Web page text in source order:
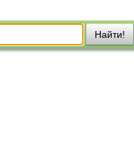
Найти!